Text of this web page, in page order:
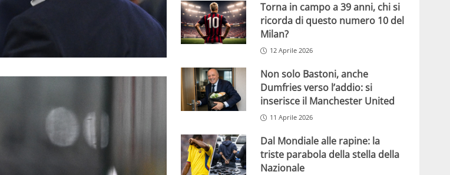
Torna in campo a 39 anni, chi si
ricorda di questo numero 10 del
Milan?
12 Aprile 2026
Non solo Bastoni, anche
Dumfries verso l’addio: si
inserisce il Manchester United
11 Aprile 2026
Dal Mondiale alle rapine: la
triste parabola della stella della
Nazionale